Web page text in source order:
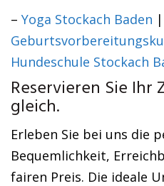
– Yoga Stockach Baden |
Hundeschule Stockach
Reservieren Sie Ihr
gleich.
Erleben Sie bei uns die
Bequemlichkeit,
fairen Preis. Die ideale